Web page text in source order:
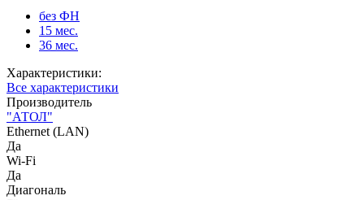
без ФН
15 мес.
36 мес.
Характеристики:
Все характеристики
Производитель
"АТОЛ"
Ethernet (LAN)
Да
Wi-Fi
Да
Диагональ